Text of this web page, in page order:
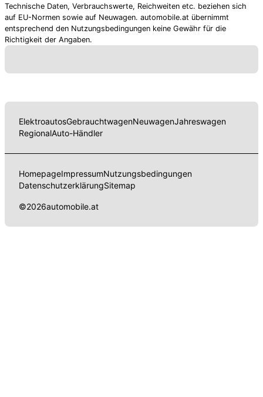
Technische Daten, Verbrauchswerte, Reichweiten etc. beziehen sich
auf EU-Normen sowie auf Neuwagen. automobile.at übernimmt
entsprechend den Nutzungsbedingungen keine Gewähr für die
Richtigkeit der Angaben.
ElektroautosGebrauchtwagenNeuwagenJahreswagen
RegionalAuto-Händler
HomepageImpressumNutzungsbedingungen
DatenschutzerklärungSitemap
©2026automobile.at